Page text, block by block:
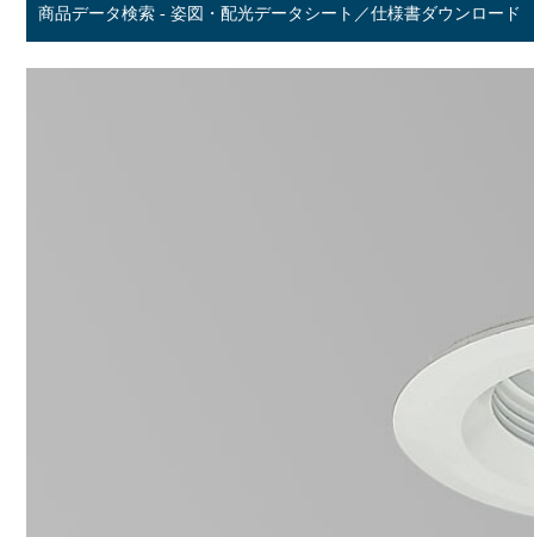
商品データ検索 - 姿図・配光データシート／仕様書ダウンロード